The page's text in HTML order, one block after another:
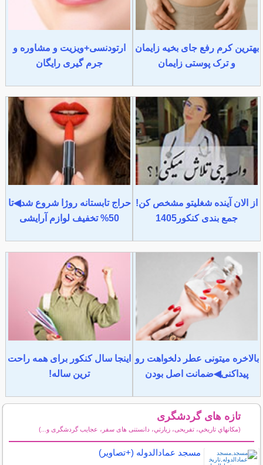
بهترین کرم رفع جای بخیه زایمان
و ترک پوستی زایمان
ارتودنسی+ویزیت و مشاوره و
جرم گیری رایگان
از الان آینده شغلیتو مشخص کن!
جمع بندی کنکور1405
حراج تابستانه روژا شروع شد◀تا
50% تخفیف لوازم آرایشی
بالاخره میتونی عطر دلخواهت رو
پیداکنی◀ضمانت اصل بودن
اینجا سال کنکور برای همه راحت
ترین ساله!
تازه های گردشگری
(مكانهاي تاريخي، تفریحی، زيارتي، دانستنی های سفر، عجایب گردشگری و...)
مسجد عمادالدوله (+تصاویر)